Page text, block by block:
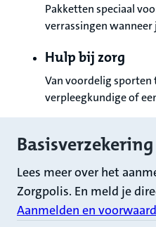
Pakketten speciaal
verrassingen
Hulp bij zorg
Van voordelig sporten
verpleegkundige of
Lees meer over het
Zorgpolis. En meld je
Aanmelden en